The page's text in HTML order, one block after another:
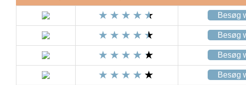
Besøg
Besøg
Besøg
Besøg